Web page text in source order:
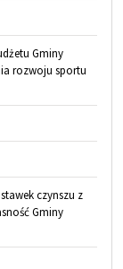
Gminy
rozwoju sportu
czynszu z
Gminy